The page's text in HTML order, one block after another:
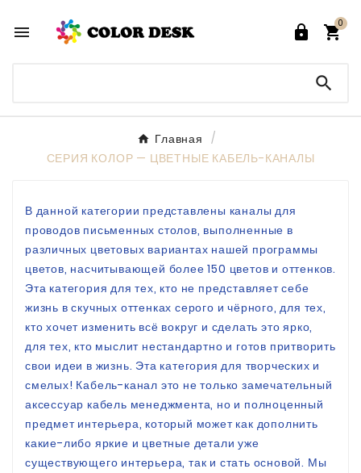
  
0

Главная
СЕРИЯ КОЛОР — ЦВЕТНЫЕ КАБЕЛЬ-КАНАЛЫ
В данной категории представлены каналы для
проводов письменных столов, выполненные в
различных цветовых вариантах нашей программы
цветов, насчитывающей более 150 цветов и оттенков.
Эта категория для тех, кто не представляет себе
жизнь в скучных оттенках серого и чёрного, для тех,
кто хочет изменить всё вокруг и сделать это ярко,
для тех, кто мыслит нестандартно и готов притворить
свои идеи в жизнь. Эта категория для творческих и
смелых! Кабель-канал это не только замечательный
аксессуар кабель менеджмента, но и полноценный
предмет интерьера, который может как дополнить
какие-либо яркие и цветные детали уже
существующего интерьера, так и стать основой. Мы